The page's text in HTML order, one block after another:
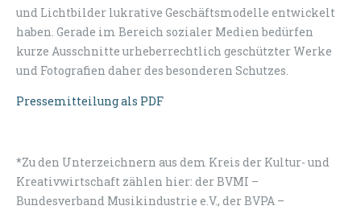
und Lichtbilder lukrative Geschäftsmodelle entwickelt
haben. Gerade im Bereich sozialer Medien bedürfen
kurze Ausschnitte urheberrechtlich geschützter Werke
und Fotografien daher des besonderen Schutzes.
Pressemitteilung als PDF
*Zu den Unterzeichnern aus dem Kreis der Kultur- und
Kreativwirtschaft zählen hier: der BVMI –
Bundesverband Musikindustrie e.V., der BVPA –